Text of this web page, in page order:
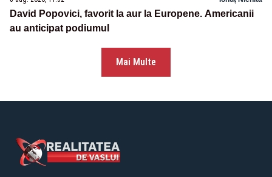
David Popovici, favorit la aur la Europene. Americanii
au anticipat podiumul
Mai Multe